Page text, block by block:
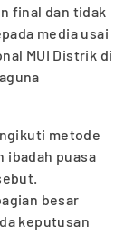
final dan tidak
media usai
MUI Distrik di
metode
ibadah puasa
besar
keputusan